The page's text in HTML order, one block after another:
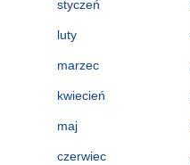
styczeń
luty
marzec
kwiecień
maj
czerwiec